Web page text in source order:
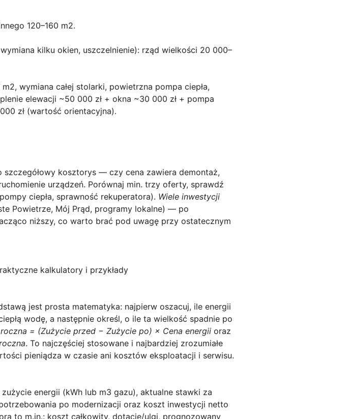
120–160 m2.
kilku okien, uszczelnienie): rząd wielkości 20 000–
wymiana całej stolarki, powietrzna pompa ciepła,
elewacji ~50 000 zł + okna ~30 000 zł + pompa
zł (wartość orientacyjna).
szczegółowy kosztorys — czy cena zawiera demontaż,
urządzeń. Porównaj min. trzy oferty, sprawdź
ciepła, sprawność rekuperatora). Wiele inwestycji
Powietrze, Mój Prąd, programy lokalne) — po
niższy, co warto brać pod uwagę przy ostatecznym
kalkulatory i przykłady
jest prosta matematyka: najpierw oszacuj, ile energii
wodę, a następnie określ, o ile ta wielkość spadnie po
= (Zużycie przed − Zużycie po) × Cena energii oraz
. To najczęściej stosowane i najbardziej zrozumiałe
pieniądza w czasie ani kosztów eksploatacji i serwisu.
energii (kWh lub m3 gazu), aktualne stawki za
po modernizacji oraz koszt inwestycji netto
to m.in.: koszt całkowity, dotacje/ulgi, prognozowany